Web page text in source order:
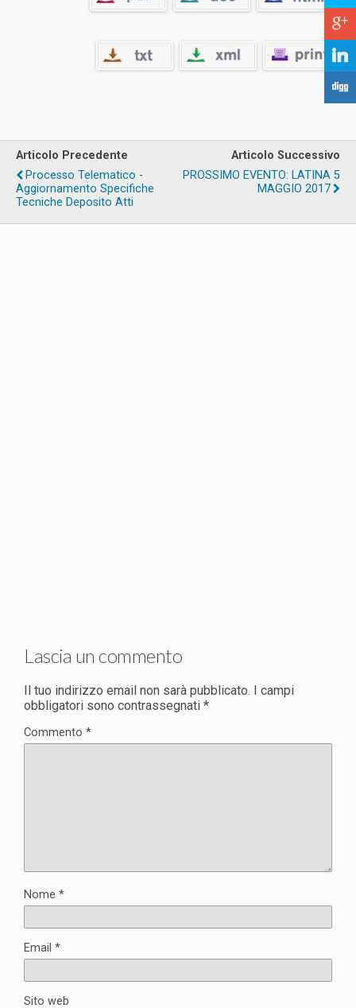
Articolo Precedente
Processo Telematico -
Aggiornamento Specifiche
Tecniche Deposito Atti
Articolo Successivo
PROSSIMO EVENTO: LATINA 5
MAGGIO 2017
Lascia un commento
Il tuo indirizzo email non sarà pubblicato. I campi
obbligatori sono contrassegnati *
Commento *
Nome *
Email *
Sito web
c
j
F